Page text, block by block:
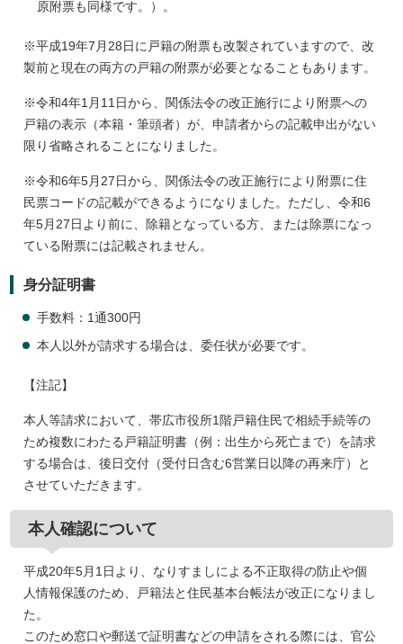
原附票も同様です。）。
※平成19年7月28日に戸籍の附票も改製されていますので、改
製前と現在の両方の戸籍の附票が必要となることもあります。
※令和4年1月11日から、関係法令の改正施行により附票への
戸籍の表示（本籍・筆頭者）が、申請者からの記載申出がない
限り省略されることになりました。
※令和6年5月27日から、関係法令の改正施行により附票に住
民票コードの記載ができるようになりました。ただし、令和6
年5月27日より前に、除籍となっている方、または除票になっ
ている附票には記載されません。
身分証明書
手数料：1通300円
本人以外が請求する場合は、委任状が必要です。
【注記】
本人等請求において、帯広市役所1階戸籍住民で相続手続等の
ため複数にわたる戸籍証明書（例：出生から死亡まで）を請求
する場合は、後日交付（受付日含む6営業日以降の再来庁）と
させていただきます。
本人確認について
平成20年5月1日より、なりすましによる不正取得の防止や個
人情報保護のため、戸籍法と住民基本台帳法が改正になりまし
た。
このため窓口や郵送で証明書などの申請をされる際には、官公